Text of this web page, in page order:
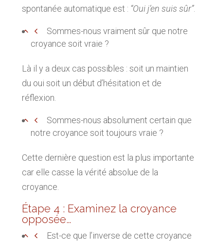
spontanée automatique est : “Oui j’en suis sûr”.
Sommes-nous vraiment sûr que notre
croyance soit vraie ?
Là il y a deux cas possibles : soit un maintien
du oui soit un début d’hésitation et de
réflexion.
Sommes-nous absolument certain que
notre croyance soit toujours vraie ?
Cette dernière question est la plus importante
car elle casse la vérité absolue de la
croyance.
Étape 4 : Examinez la croyance
opposée…
Est-ce que l’inverse de cette croyance